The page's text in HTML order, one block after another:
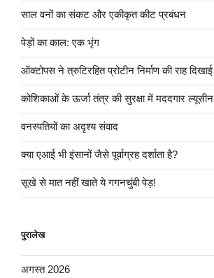
साल वनों का संकट और एकीकृत कीट प्रबंधन
पेड़ों का काल: एक भृंग
ऑक्टोपस ने त्रुटिरहित प्रोटीन निर्माण की राह दिखाई
कोशिकाओं के ऊर्जा तंत्र की सुरक्षा में मददगार ल्यूसीन
वनस्पतियों का अदृश्य संवाद
क्या एआई भी इंसानों जैसे पूर्वाग्रह दर्शाता है?
सूखे से मात नहीं खाते ये गगनचुंबी पेड़!
पुरालेख
अगस्त 2026